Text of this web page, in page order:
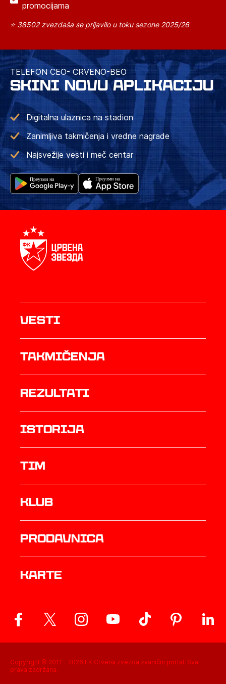
promocijama
⭐ 38502 zvezdaša se prijavilo u toku sezone 2025/26
TELEFON CEO- CRVENO-BEO
SKINI NOVU APLIKACIJU
Digitalna ulaznica na stadion
Zanimljiva takmičenja i vredne nagrade
Najsvežije vesti i meč centar
Vesti
Takmičenja
rezultati
istorija
TIM
Klub
prodavnica
Karte
Copyright © 2011 - 2026 FK Crvena zvezda zvanični portal. Sva
prava zadržana.